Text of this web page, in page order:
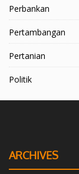
Perbankan
Pertambangan
Pertanian
Politik
ARCHIVES